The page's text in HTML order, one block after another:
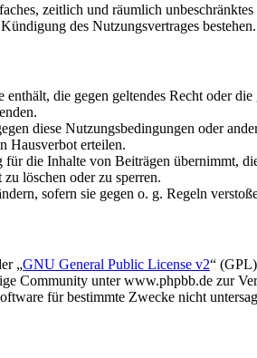
zeitlich und räumlich
des Nutzungsvertrages bestehen.
die gegen geltendes Recht oder
diese Nutzungsbedingungen oder
Hausverbot erteilen.
die Inhalte von Beiträgen übernimmt,
löschen oder zu sperren.
sofern sie gegen o. g. Regeln
„GNU General Public License v2“
Community unter www.phpbb.de zur
für bestimmte Zwecke nicht